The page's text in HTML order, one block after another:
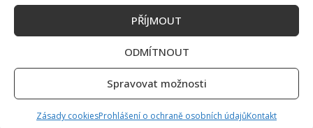
PŘÍJMOUT
ODMÍTNOUT
Spravovat možnosti
Zásady cookiesProhlášení o ochraně osobních údajůKontakt
Petr Macinka se pochlubil vzácnými fotkami své dcery z
oslavy narozenin: Fanoušci lichotí celé rodině